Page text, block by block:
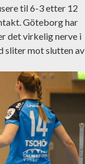
til 6-3 etter 12
Göteborg har
det virkelig nerve i
sliter mot slutten av